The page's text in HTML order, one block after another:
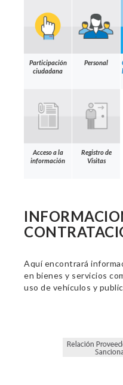
Participación
ciudadana
Personal
Acceso a la
información
Registro de
Visitas
Aquí encontrará
en bienes y servicios
uso de vehículos y